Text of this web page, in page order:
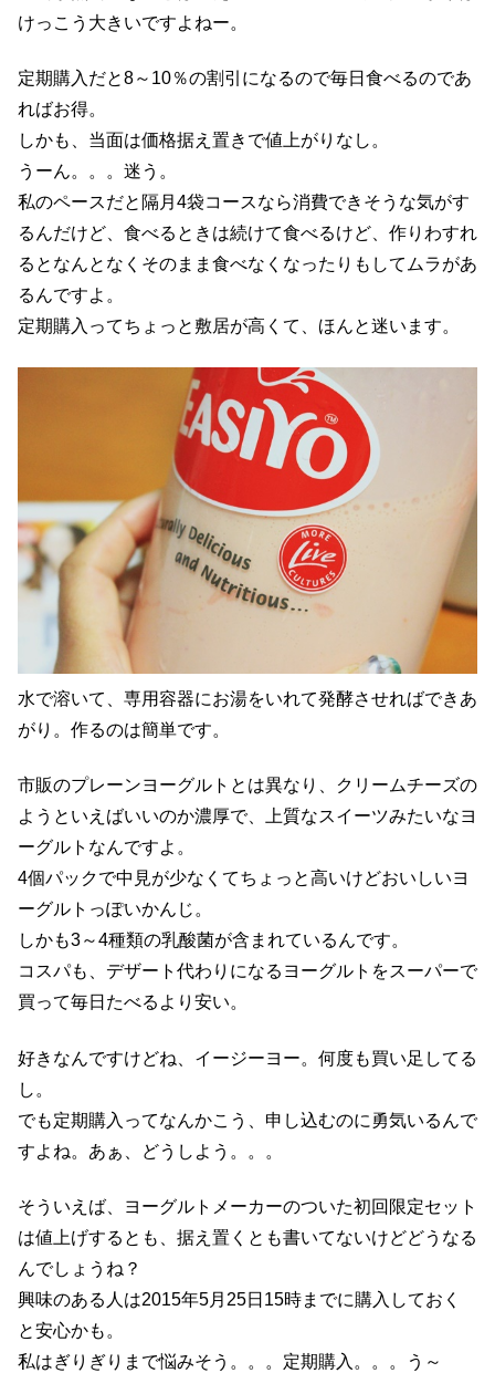
けっこう大きいですよねー。
定期購入だと8～10％の割引になるので毎日食べるのであ
ればお得。
しかも、当面は価格据え置きで値上がりなし。
うーん。。。迷う。
私のペースだと隔月4袋コースなら消費できそうな気がす
るんだけど、食べるときは続けて食べるけど、作りわすれ
るとなんとなくそのまま食べなくなったりもしてムラがあ
るんですよ。
定期購入ってちょっと敷居が高くて、ほんと迷います。
水で溶いて、専用容器にお湯をいれて発酵させればできあ
がり。作るのは簡単です。
市販のプレーンヨーグルトとは異なり、クリームチーズの
ようといえばいいのか濃厚で、上質なスイーツみたいなヨ
ーグルトなんですよ。
4個パックで中見が少なくてちょっと高いけどおいしいヨ
ーグルトっぽいかんじ。
しかも3～4種類の乳酸菌が含まれているんです。
コスパも、デザート代わりになるヨーグルトをスーパーで
買って毎日たべるより安い。
好きなんですけどね、イージーヨー。何度も買い足してる
し。
でも定期購入ってなんかこう、申し込むのに勇気いるんで
すよね。あぁ、どうしよう。。。
そういえば、ヨーグルトメーカーのついた初回限定セット
は値上げするとも、据え置くとも書いてないけどどうなる
んでしょうね？
興味のある人は2015年5月25日15時までに購入しておく
と安心かも。
私はぎりぎりまで悩みそう。。。定期購入。。。う～